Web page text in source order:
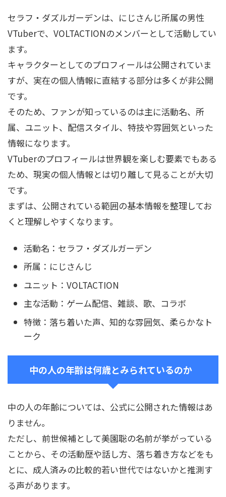
セラフ・ダズルガーデンは、にじさんじ所属の男性
VTuberで、VOLTACTIONのメンバーとして活動してい
ます。
キャラクターとしてのプロフィールは公開されていま
すが、実在の個人情報に直結する部分は多くが非公開
です。
そのため、ファンが知っているのは主に活動名、所
属、ユニット、配信スタイル、特技や雰囲気といった
情報になります。
VTuberのプロフィールは世界観を楽しむ要素でもある
ため、現実の個人情報とは切り離して見ることが大切
です。
まずは、公開されている範囲の基本情報を整理してお
くと理解しやすくなります。
活動名：セラフ・ダズルガーデン
所属：にじさんじ
ユニット：VOLTACTION
主な活動：ゲーム配信、雑談、歌、コラボ
特徴：落ち着いた声、知的な雰囲気、柔らかなト
ーク
中の人の年齢は何歳とみられているのか
中の人の年齢については、公式に公開された情報はあ
りません。
ただし、前世候補として美園聡の名前が挙がっている
ことから、その活動歴や話し方、落ち着き方などをも
とに、成人済みの比較的若い世代ではないかと推測す
る声があります。